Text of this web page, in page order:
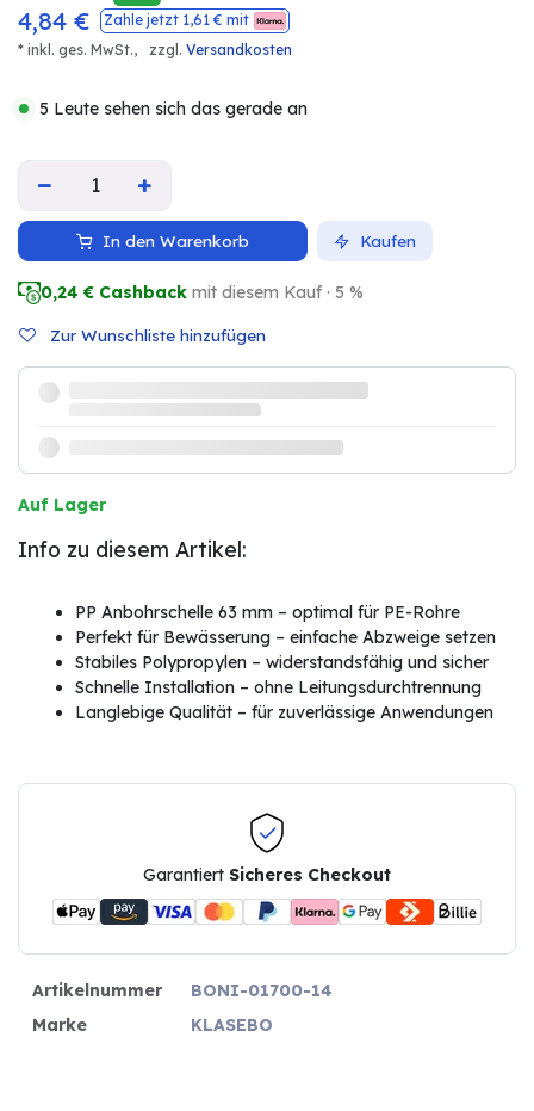
4,84 € Zahle jetzt 1,61€ mit
* inkl. ges. MwSt.,
zzgl. Versandkosten
5 Leute sehen sich das gerade an
In den Warenkorb Kaufen
0,24 € Cashback mit diesem Kauf · 5 %
Zur Wunschliste hinzufügen
Auf Lager
Info zu diesem Artikel:
PP Anbohrschelle 63 mm – optimal für PE-Rohre
Perfekt für Bewässerung – einfache Abzweige setzen
Stabiles Polypropylen – widerstandsfähig und sicher
Schnelle Installation – ohne Leitungsdurchtrennung
Langlebige Qualität – für zuverlässige Anwendungen
Garantiert Sicheres Checkout
Artikelnummer
BONI-01700-14
Marke
KLASEBO